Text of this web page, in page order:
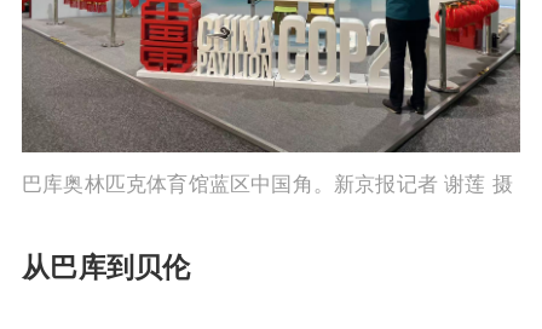
巴库奥林匹克体育馆蓝区中国角。新京报记者 谢莲 摄
从巴库到贝伦